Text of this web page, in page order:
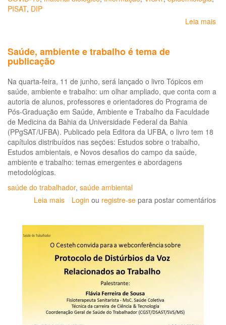
PISAT, DIP
Leia mais
Saúde, ambiente e trabalho é tema de
publicação
Na quarta-feira, 11 de junho, será lançado o livro Tópicos em
saúde, ambiente e trabalho: um olhar ampliado, que conta com a
autoria de alunos, professores e orientadores do Programa de
Pós-Graduação em Saúde, Ambiente e Trabalho da Faculdade
de Medicina da Bahia da Universidade Federal da Bahia
(PPgSAT/UFBA). Publicado pela Editora da UFBA, o livro tem 18
capítulos distribuídos nas seções: Estudos sobre o trabalho,
Estudos ambientais, e Novos desafios do campo da saúde,
ambiente e trabalho: temas emergentes e abordagens
metodológicas.
saúde do trabalhador, saúde ambiental
Leia mais sobre
trabalho
é
tema
de
publicação
Login ou registre-se para postar comentários